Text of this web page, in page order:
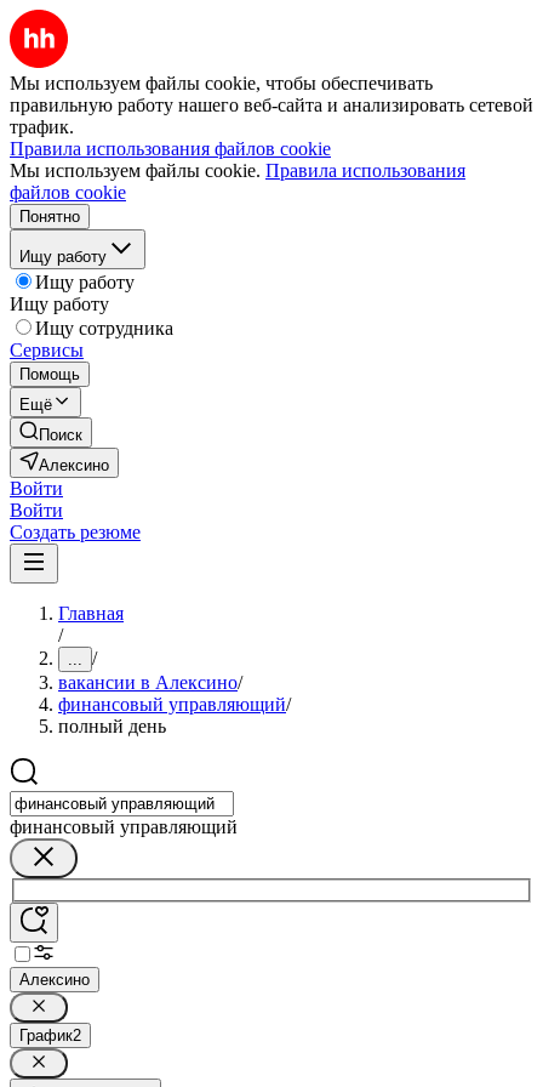
Мы используем файлы cookie, чтобы обеспечивать
правильную работу нашего веб-сайта и анализировать сетевой
трафик.
Правила использования файлов cookie
Мы используем файлы cookie. Правила использования
файлов cookie
Понятно
Ищу работу
Ищу работу
Ищу работу
Ищу сотрудника
Сервисы
Помощь
Ещё
Поиск
Алексино
Войти
Войти
Создать резюме
Главная
/
... /
вакансии в Алексино/
финансовый управляющий/
полный день
финансовый управляющий
Алексино
График2